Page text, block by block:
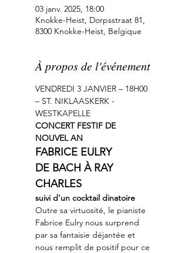
03 janv. 2025, 18:00
Knokke-Heist, Dorpsstraat 81,
8300 Knokke-Heist, Belgique
À propos de l'événement
VENDREDI 3 JANVIER – 18H00
– ST. NIKLAASKERK -
WESTKAPELLE
CONCERT FESTIF DE
NOUVEL AN
FABRICE EULRY
DE BACH À RAY
CHARLES
suivi d'un cocktail dinatoire
Outre sa virtuosité, le pianiste
Fabrice Eulry nous surprend
par sa fantaisie déjantée et
nous remplit de positif pour ce